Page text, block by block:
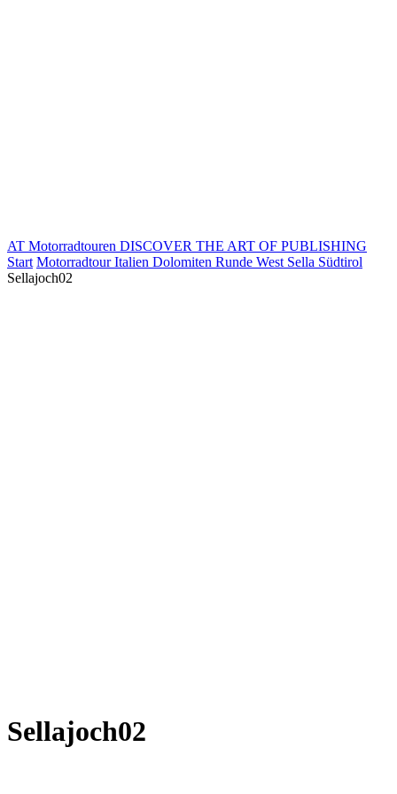
AT Motorradtouren DISCOVER THE ART OF PUBLISHING
Start Motorradtour Italien Dolomiten Runde West Sella Südtirol
Sellajoch02
Sellajoch02